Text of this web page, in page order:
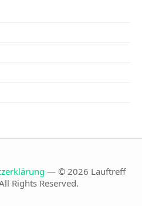
— © 2026 Lauftreff
Rights Reserved.